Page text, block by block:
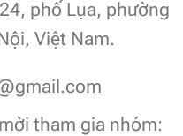
phố Lụa, phường
Việt Nam.
tham gia nhóm: